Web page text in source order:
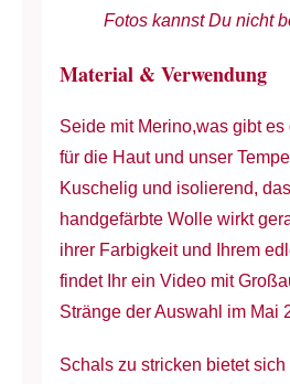
Fotos kannst Du nicht
Material & Verwendung
Seide mit Merino,was gibt
für die Haut und unser
Kuschelig und isolierend,
handgefärbte Wolle wirkt
ihrer Farbigkeit und Ihrem
findet Ihr ein Video mit
Stränge der Auswahl im Mai
Schals zu stricken bietet